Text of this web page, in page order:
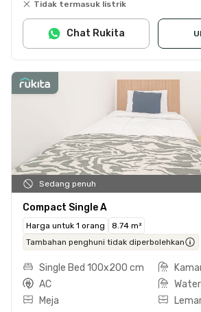
Tidak termasuk listrik
Chat Rukita
Sedang penuh
Compact Single A
Harga untuk 1 orang
8.74 m²
Tambahan penghuni tidak diperbolehkan
Single Bed 100x200 cm
AC
Meja